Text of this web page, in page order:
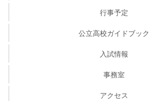
行事予定
公立高校ガイドブック
入試情報
事務室
アクセス